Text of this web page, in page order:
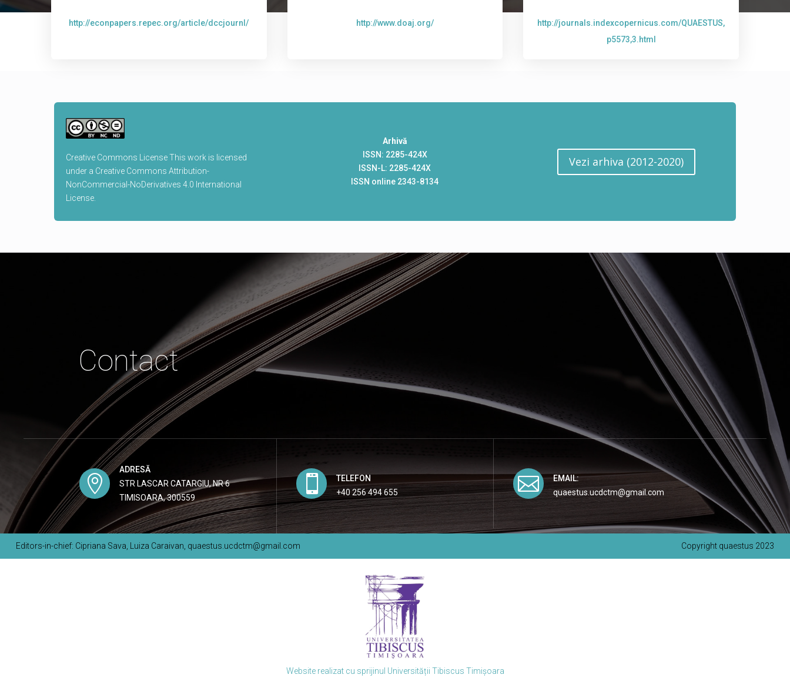
http://econpapers.repec.org/article/dccjournl/ http://www.doaj.org/
http://journals.indexcopernicus.com/QUAESTUS,
p5573,3.html
Creative Commons License This work is licensed
under a Creative Commons Attribution-
NonCommercial-NoDerivatives 4.0 International
License.
Arhivă
ISSN: 2285-424X
ISSN-L: 2285-424X
ISSN online 2343-8134
Vezi arhiva (2012-2020)
Contact

ADRESĂ
STR LASCAR CATARGIU, NR 6
TIMISOARA, 300559

TELEFON
+40 256 494 655

EMAIL:
quaestus.ucdctm@gmail.com
Editors-in-chief: Cipriana Sava, Luiza Caraivan, quaestus.ucdctm@gmail.com Copyright quaestus 2023
Website realizat cu sprijinul Universității Tibiscus Timișoara